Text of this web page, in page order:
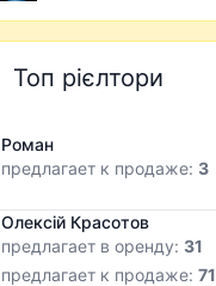
Топ рієлтори
Роман
предлагает к продаже: 3
Олексій Красотов
предлагает в оренду: 31
предлагает к продаже:71